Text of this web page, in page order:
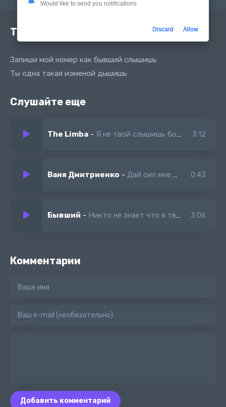
Текст песни
Запиши мой номер как бывший слышишь
Ты одна такая изменой дышишь
Слушайте еще
The Limba - Я не твой слышишь больше я не твой 3:12
Ваня Дмитриенко - Дай сил мне остаться маленьким ребенком в тишине 0:43
Бывший - Никто не знает что я твой бывший 3:06
Комментарии
Добавить комментарий
Would like to send you notifications
Discard Allow